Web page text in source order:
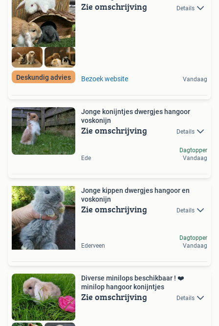
Deskundig advies
Zie omschrijving Details
Bezoek website Vandaag
Jonge konijntjes dwergjes hangoor
voskonijn
Zie omschrijving Details
Ede
Dagtopper
Vandaag
Jonge kippen dwergjes hangoor en
voskonijn
Zie omschrijving Details
Ederveen
Dagtopper
Vandaag
Diverse minilops beschikbaar ! ❤️
minilop hangoor konijntjes
Zie omschrijving Details